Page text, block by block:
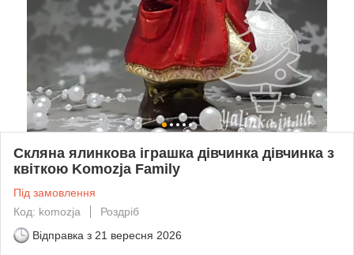
Скляна ялинкова іграшка дівчинка дівчинка з
квіткою Komozja Family
Під замовлення
Код: komozja
Роздріб
Відправка з 21 вересня 2026